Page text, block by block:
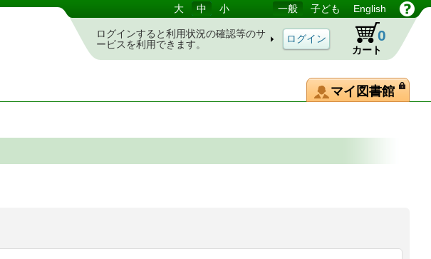
大 中 小 一般 子ども English
ログインすると利用状況の確認等のサ
ービスを利用できます。
カート
0
マイ図書館